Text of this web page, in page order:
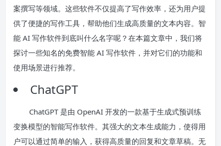
案撰写等领域。这些软件不仅提高了写作效率，还为用户提
供了便捷的写作工具，帮助他们生成高质量的文本内容。智
能 AI 写作软件到底叫什么名字呢？在本篇文章中，我们将
探讨一些知名的免费智能 AI 写作软件，并对它们的功能和
使用场景进行推荐。
ChatGPT
ChatGPT 是由 OpenAI 开发的一款基于生成式预训练
变换模型的智能写作软件。其强大的文本生成能力，使得用
户可以通过简单的输入，获得高质量的回复和文章草稿。无